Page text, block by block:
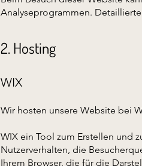
Analyseprogrammen.
2. Hosting
WIX
Wir hosten unsere Website bei
WIX ein Tool zum Erstellen und
Nutzerverhalten, die
Ihrem Browser, die für die